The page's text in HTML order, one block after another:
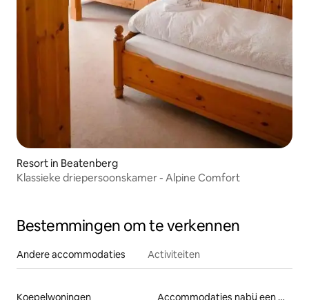
Resort in Beatenberg
Klassieke driepersoonskamer - Alpine Comfort
Bestemmingen om te verkennen
Andere accommodaties Activiteiten
Koepelwoningen
Accommodaties nabij een meer